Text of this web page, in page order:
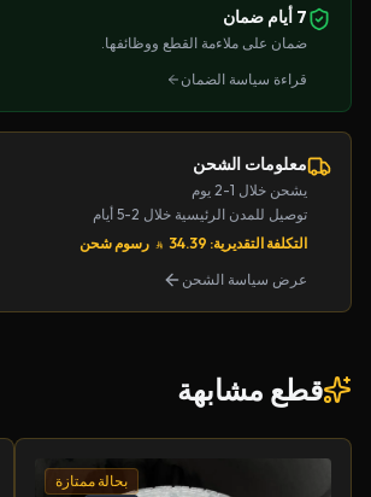
7 أيام ضمان
ضمان على ملاءمة القطع ووظائفها.
قراءة سياسة الضمان
معلومات الشحن
يشحن خلال 1-2 يوم
توصيل للمدن الرئيسية خلال 2-5 أيام
التكلفة التقديرية: 34.39
رسوم شحن
عرض سياسة الشحن
قطع مشابهة
بحالة ممتازة